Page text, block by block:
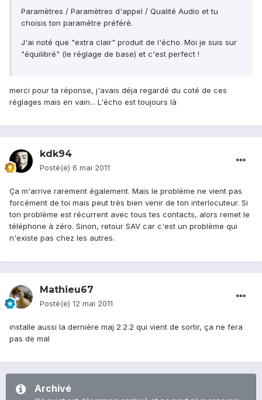
Paramètres / Paramètres d'appel / Qualité Audio et tu
choisis ton paramètre préféré.
J'ai noté que "extra clair" produit de l'écho. Moi je suis sur
"équilibré" (le réglage de base) et c'est perfect !
merci pour ta réponse, j'avais déja regardé du coté de ces
réglages mais en vain... L'écho est toujours là
kdk94
Posté(e) 6 mai 2011
Ça m'arrive rarement également. Mais le problème ne vient pas
forcément de toi mais peut très bien venir de ton interlocuteur. Si
ton problème est récurrent avec tous tes contacts, alors remet le
téléphone à zéro. Sinon, retour SAV car c'est un problème qui
n'existe pas chez les autres.
Mathieu67
Posté(e) 12 mai 2011
installe aussi la dernière maj 2.2.2 qui vient de sortir, ça ne fera
pas de mal
Archivé